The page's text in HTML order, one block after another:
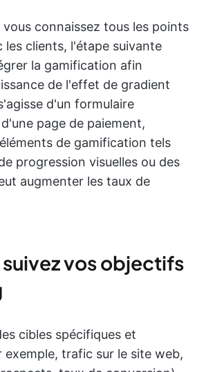
connaissez tous les points
les clients, l'étape suivante
la gamification afin
de l'effet de gradient
d'un formulaire
page de paiement,
de gamification tels
progression visuelles ou des
augmenter les taux de
suivez vos objectifs
cibles spécifiques et
exemple, trafic sur le site web,